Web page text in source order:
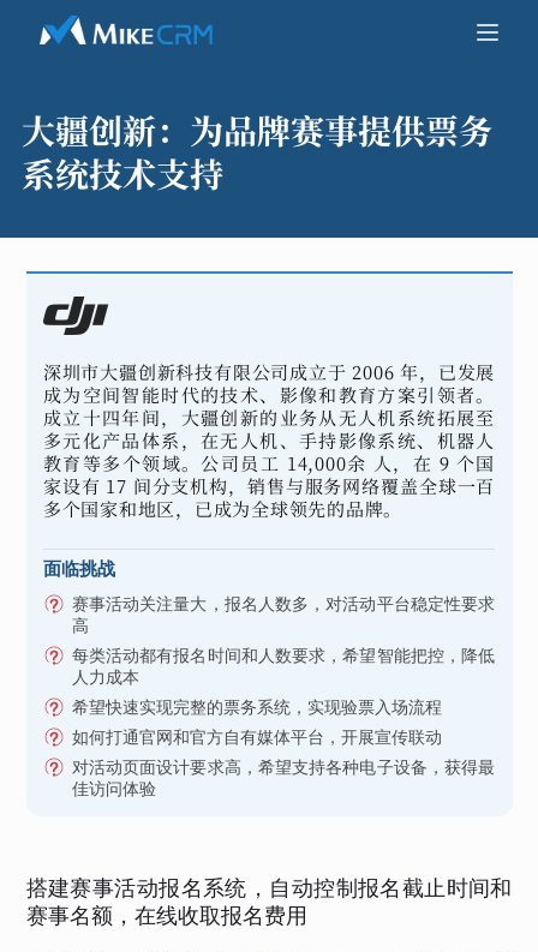
大疆创新： 为品牌赛事提供票务
系统技术支持
深圳市大疆创新科技有限公司成立于 2006 年，已发展
成为空间智能时代的技术、影像和教育方案引领者。
成立十四年间，大疆创新的业务从无人机系统拓展至
多元化产品体系，在无人机、手持影像系统、机器人
教育等多个领域。公司员工 14,000余 人，在 9 个国
家设有 17 间分支机构，销售与服务网络覆盖全球一百
多个国家和地区，已成为全球领先的品牌。
面临挑战
赛事活动关注量大，报名人数多，对活动平台稳定性要求
高
每类活动都有报名时间和人数要求，希望智能把控，降低
人力成本
希望快速实现完整的票务系统，实现验票入场流程
如何打通官网和官方自有媒体平台，开展宣传联动
对活动页面设计要求高，希望支持各种电子设备，获得最
佳访问体验
搭建赛事活动报名系统，自动控制报名截止时间和
赛事名额，在线收取报名费用